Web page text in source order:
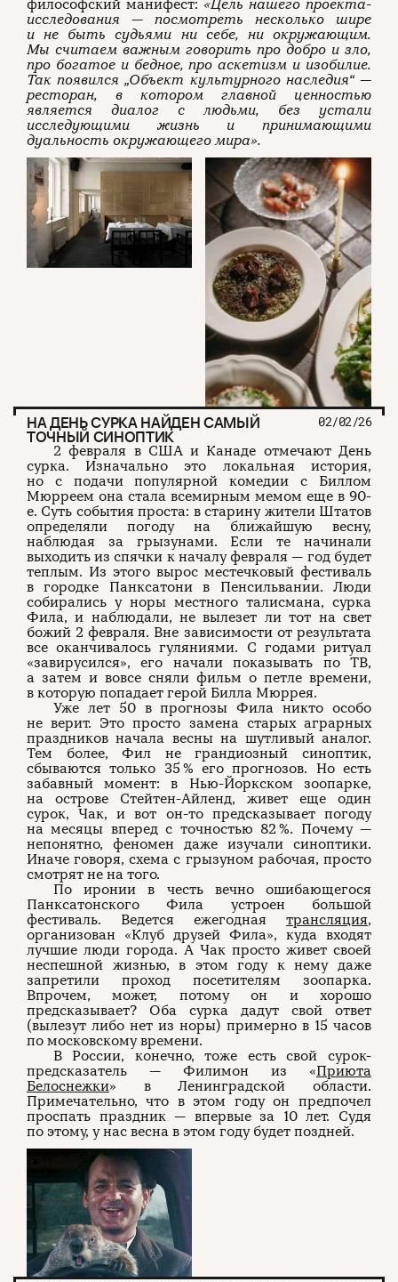
философский манифест: «Цель нашего проекта-
исследования — посмотреть несколько шире
и не быть судьями ни себе, ни окружающим.
Мы считаем важным говорить про добро и зло,
про богатое и бедное, про аскетизм и изобилие.
Так появился „Объект культурного наследия“ —
ресторан, в котором главной ценностью
является диалог с людьми, без устали
исследующими жизнь и принимающими
дуальность окружающего мира».
НА ДЕНЬ СУРКА НАЙДЕН САМЫЙ
ТОЧНЫЙ СИНОПТИК
02/02/26
2 февраля в США и Канаде отмечают День
сурка. Изначально это локальная история,
но с подачи популярной комедии с Биллом
Мюрреем она стала всемирным мемом еще в 90-
е. Суть события проста: в старину жители Штатов
определяли погоду на ближайшую весну,
наблюдая за грызунами. Если те начинали
выходить из спячки к началу февраля — год будет
теплым. Из этого вырос местечковый фестиваль
в городке Панксатони в Пенсильвании. Люди
собирались у норы местного талисмана, сурка
Фила, и наблюдали, не вылезет ли тот на свет
божий 2 февраля. Вне зависимости от результата
все оканчивалось гуляниями. С годами ритуал
«завирусился», его начали показывать по ТВ,
а затем и вовсе сняли фильм о петле времени,
в которую попадает герой Билла Мюррея.
Уже лет 50 в прогнозы Фила никто особо
не верит. Это просто замена старых аграрных
праздников начала весны на шутливый аналог.
Тем более, Фил не грандиозный синоптик,
сбываются только 35 % его прогнозов. Но есть
забавный момент: в Нью-Йоркском зоопарке,
на острове Стейтен-Айленд, живет еще один
сурок, Чак, и вот он-то предсказывает погоду
на месяцы вперед с точностью 82 %. Почему —
непонятно, феномен даже изучали синоптики.
Иначе говоря, схема с грызуном рабочая, просто
смотрят не на того.
По иронии в честь вечно ошибающегося
Панксатонского Фила устроен большой
фестиваль. Ведется ежегодная трансляция,
организован «Клуб друзей Фила», куда входят
лучшие люди города. А Чак просто живет своей
неспешной жизнью, в этом году к нему даже
запретили проход посетителям зоопарка.
Впрочем, может, потому он и хорошо
предсказывает? Оба сурка дадут свой ответ
(вылезут либо нет из норы) примерно в 15 часов
по московскому времени.
В России, конечно, тоже есть свой сурок-
предсказатель — Филимон из «Приюта
Белоснежки» в Ленинградской области.
Примечательно, что в этом году он предпочел
проспать праздник — впервые за 10 лет. Судя
по этому, у нас весна в этом году будет поздней.